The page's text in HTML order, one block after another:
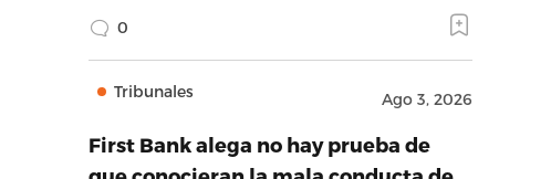
0
Tribunales Ago 3, 2026
First Bank alega no hay prueba de